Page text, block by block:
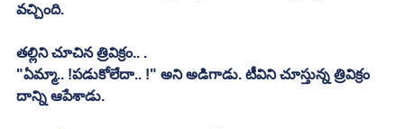
వచ్చింది.
తల్లిని చూచిన త్రివిక్రం.. .
"ఏమ్మా.. !పడుకోలేదా.. !" అని అడిగాడు. టీవిని చూస్తున్న త్రివిక్రం
దాన్ని ఆపేశాడు.